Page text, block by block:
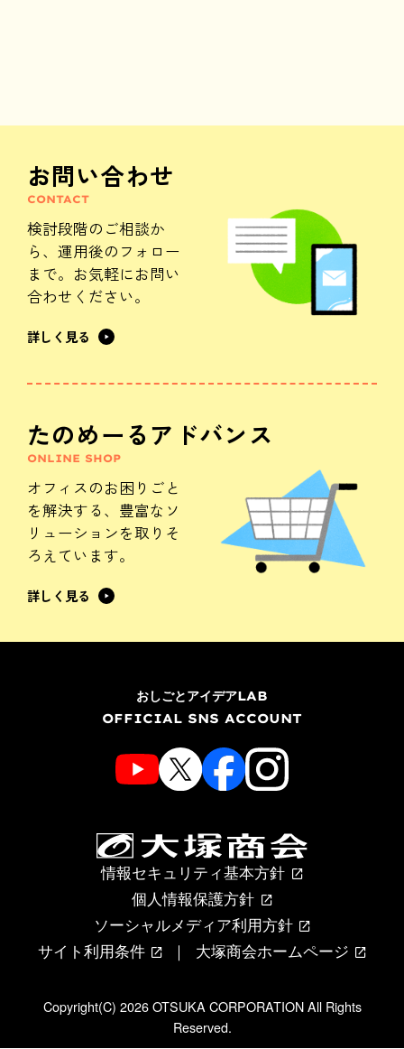
お問い合わせ
CONTACT
検討段階のご相談か
ら、 運用後のフォロー
まで。 お気軽にお問い
合わせください。
詳しく見る
たのめーるアドバンス
ONLINE SHOP
オフィスのお困りごと
を解決する、 豊富なソ
リューションを取りそ
ろえています。
詳しく見る
おしごとアイデアLAB
OFFICIAL SNS ACCOUNT
情報セキュリティ基本方針
個人情報保護方針
ソーシャルメディア利用方針
サイト利用条件
大塚商会ホームページ
Copyright(C) 2026 OTSUKA CORPORATION All Rights
Reserved.